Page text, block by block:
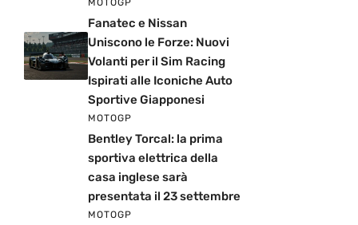
MOTOGP
Fanatec e Nissan
Uniscono le Forze: Nuovi
Volanti per il Sim Racing
Ispirati alle Iconiche Auto
Sportive Giapponesi
MOTOGP
Bentley Torcal: la prima
sportiva elettrica della
casa inglese sarà
presentata il 23 settembre
MOTOGP